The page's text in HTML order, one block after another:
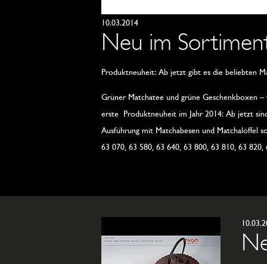
10.03.2014
Neu im
Produktneuheit: Ab jetzt gibt es die beliebten
Grüner Matchatee und grüne Geschenkboxen
erste Produktneuheit im Jahr 2014: Ab jetzt
Ausführung mit Matchabesen und Matchalöffel
63 070, 63 580, 63 640, 63 800, 63 810, 63